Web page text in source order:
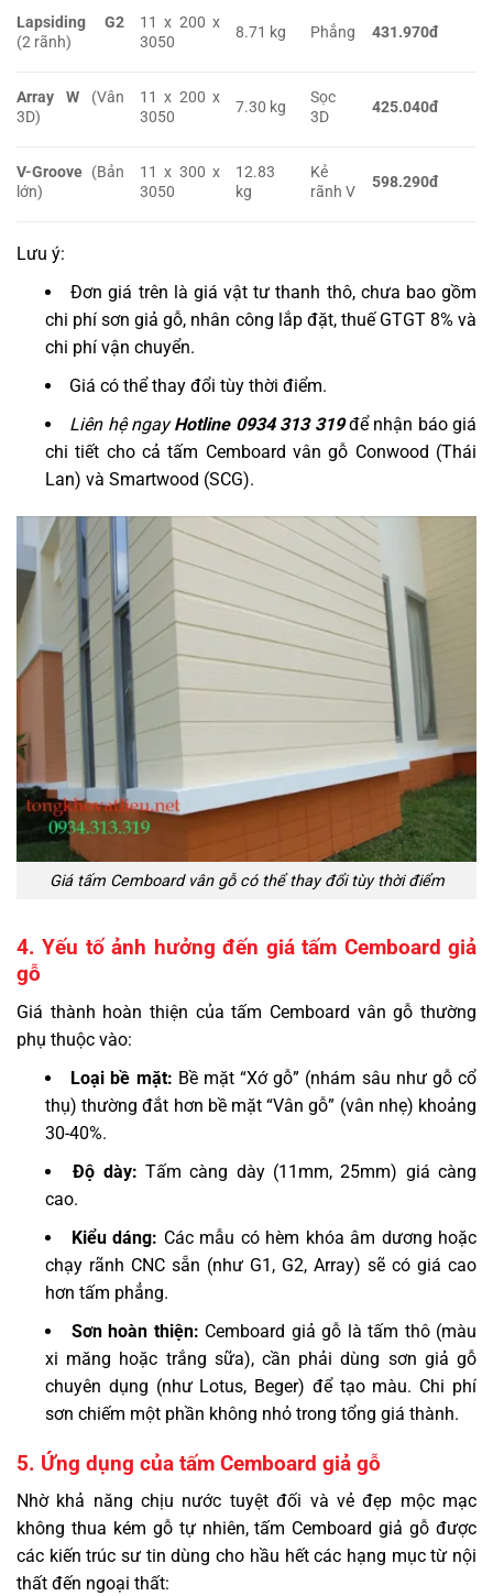
Lapsiding G2
(2 rãnh)
11 x 200 x
3050
8.71 kg Phẳng 431.970đ
Array W(Vân
3D)
11 x 200 x
3050
7.30 kg
Sọc
3D
425.040đ
V-Groove (Bản
lớn)
11 x 300 x
3050
12.83
kg
Kẻ
rãnh V
598.290đ
Lưu ý:
Đơn giá trên là giá vật tư thanh thô, chưa bao gồm
chi phí sơn giả gỗ, nhân công lắp đặt, thuế GTGT 8% và
chi phí vận chuyển.
Giá có thể thay đổi tùy thời điểm.
Liên hệ ngayHotline 0934 313 319để nhận báo giá
chi tiết cho cả tấm Cemboard vân gỗ Conwood (Thái
Lan) và Smartwood (SCG).
Giá tấm Cemboard vân gỗ có thể thay đổi tùy thời điểm
4. Yếu tố ảnh hưởng đến giá tấm Cemboard giả
gỗ
Giá thành hoàn thiện của tấm Cemboard vân gỗ thường
phụ thuộc vào:
Loại bề mặt: Bề mặt “Xớ gỗ” (nhám sâu như gỗ cổ
thụ) thường đắt hơn bề mặt “Vân gỗ” (vân nhẹ) khoảng
30-40%.
Độ dày: Tấm càng dày (11mm, 25mm) giá càng
cao.
Kiểu dáng: Các mẫu có hèm khóa âm dương hoặc
chạy rãnh CNC sẵn (như G1, G2, Array) sẽ có giá cao
hơn tấm phẳng.
Sơn hoàn thiện: Cemboard giả gỗ là tấm thô (màu
xi măng hoặc trắng sữa), cần phải dùng sơn giả gỗ
chuyên dụng (như Lotus, Beger) để tạo màu. Chi phí
sơn chiếm một phần không nhỏ trong tổng giá thành.
5. Ứng dụng của tấm Cemboard giả gỗ
Nhờ khả năng chịu nước tuyệt đối và vẻ đẹp mộc mạc
không thua kém gỗ tự nhiên, tấm Cemboard giả gỗ được
các kiến trúc sư tin dùng cho hầu hết các hạng mục từ nội
thất đến ngoại thất: